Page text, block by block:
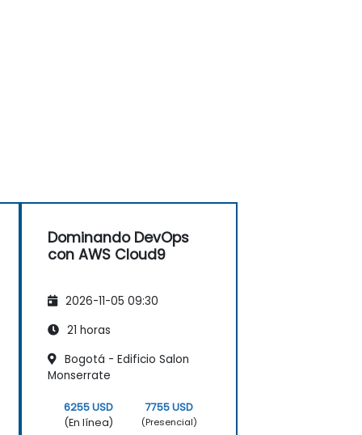
Dominando DevOps
con AWS Cloud9
2026-11-05 09:30
21 horas
Bogotá - Edificio Salon
Monserrate
6255 USD
(En línea)
7755 USD
(Presencial)